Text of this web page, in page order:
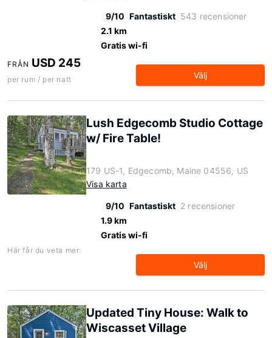
9/10 Fantastiskt 543 recensioner
2.1 km
Gratis wi-fi
FRÅN USD 245
per rum / per natt Välj
Lush Edgecomb Studio Cottage
w/ Fire Table!
179 US-1, Edgecomb, Maine 04556, US
Visa karta
9/10 Fantastiskt 2 recensioner
1.9 km
Gratis wi-fi
Här får du veta mer:
Välj
Updated Tiny House: Walk to
Wiscasset Village